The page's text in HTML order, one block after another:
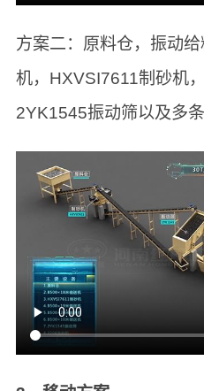
方案二：原料仓，振动
机，HXVSI7611制砂机
2YK1545振动筛以及多条